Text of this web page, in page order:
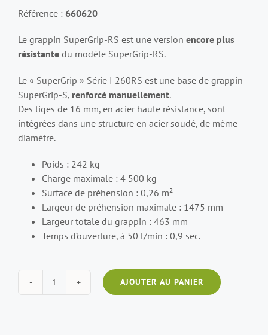
Référence : 660620
Le grappin SuperGrip-RS est une version encore plus
résistante du modèle SuperGrip-RS.
Le « SuperGrip » Série I 260RS est une base de grappin
SuperGrip-S, renforcé manuellement.
Des tiges de 16 mm, en acier haute résistance, sont
intégrées dans une structure en acier soudé, de même
diamètre.
Poids : 242 kg
Charge maximale : 4 500 kg
Surface de préhension : 0,26 m²
Largeur de préhension maximale : 1475 mm
Largeur totale du grappin : 463 mm
Temps d’ouverture, à 50 l/min : 0,9 sec.
quantité
AJOUTER AU PANIER